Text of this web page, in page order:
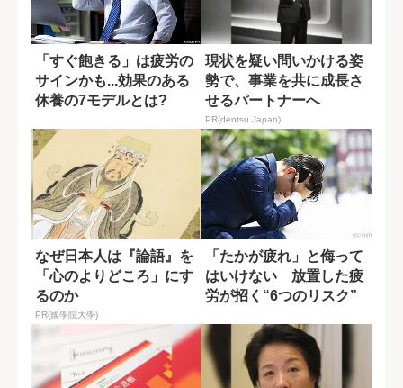
「すぐ飽きる」は疲労の
サインかも...効果のある
休養の7モデルとは?
現状を疑い問いかける姿
勢で、事業を共に成長さ
せるパートナーへ
PR(dentsu Japan)
なぜ日本人は『論語』を
「心のよりどころ」にす
るのか
PR(國學院大學)
「たかが疲れ」と侮って
はいけない 放置した疲
労が招く“6つのリスク”